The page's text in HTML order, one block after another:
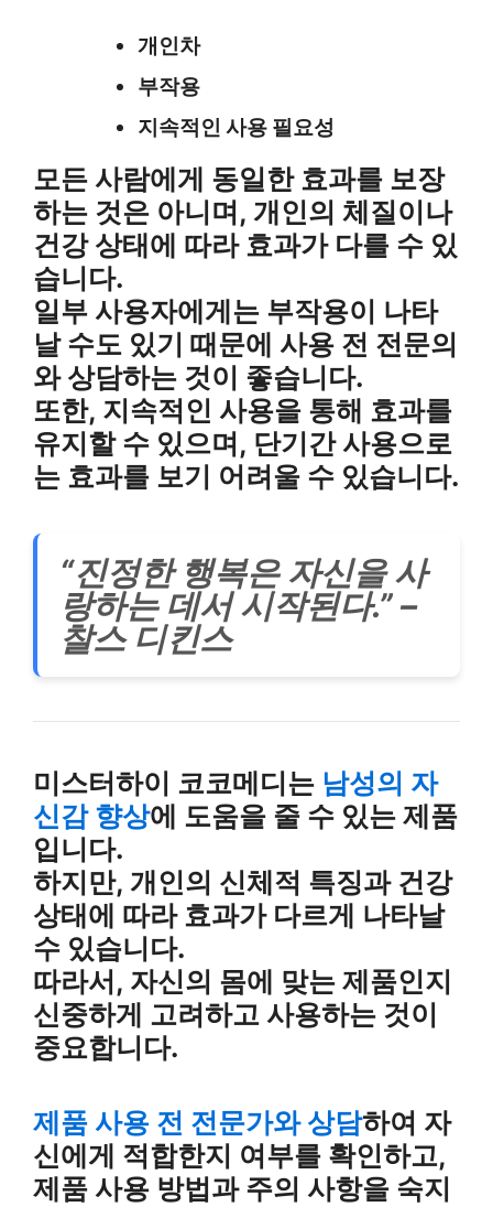
개인차
부작용
지속적인 사용 필요성
모든 사람에게 동일한 효과를 보장
하는 것은 아니며, 개인의 체질이나
건강 상태에 따라 효과가 다를 수 있
습니다.
일부 사용자에게는 부작용이 나타
날 수도 있기 때문에 사용 전 전문의
와 상담하는 것이 좋습니다.
또한, 지속적인 사용을 통해 효과를
유지할 수 있으며, 단기간 사용으로
는 효과를 보기 어려울 수 있습니다.
“진정한 행복은 자신을 사
랑하는 데서 시작된다.” –
찰스 디킨스
미스터하이 코코메디는 남성의 자
신감 향상에 도움을 줄 수 있는 제품
입니다.
하지만, 개인의 신체적 특징과 건강
상태에 따라 효과가 다르게 나타날
수 있습니다.
따라서, 자신의 몸에 맞는 제품인지
신중하게 고려하고 사용하는 것이
중요합니다.
제품 사용 전 전문가와 상담하여 자
신에게 적합한지 여부를 확인하고,
제품 사용 방법과 주의 사항을 숙지